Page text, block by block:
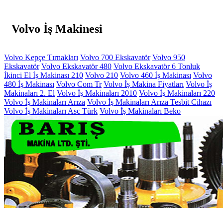
Volvo İş Makinesi
Volvo Kepçe Tırnakları Volvo 700 Ekskavatör Volvo 950
Ekskavatör Volvo Ekskavatör 480 Volvo Ekskavatör 6 Tonluk
İkinci El İş Makinası 210 Volvo 210 Volvo 460 İş Makinası Volvo
480 İş Makinası Volvo Com Tr Volvo İş Makina Fiyatları Volvo İş
Makinaları 2. El Volvo İş Makinaları 2010 Volvo İş Makinaları 220
Volvo İş Makinaları Arıza Volvo İş Makinaları Arıza Tesbit Cihazı
Volvo İş Makinaları Asc Türk Volvo İş Makinaları Beko